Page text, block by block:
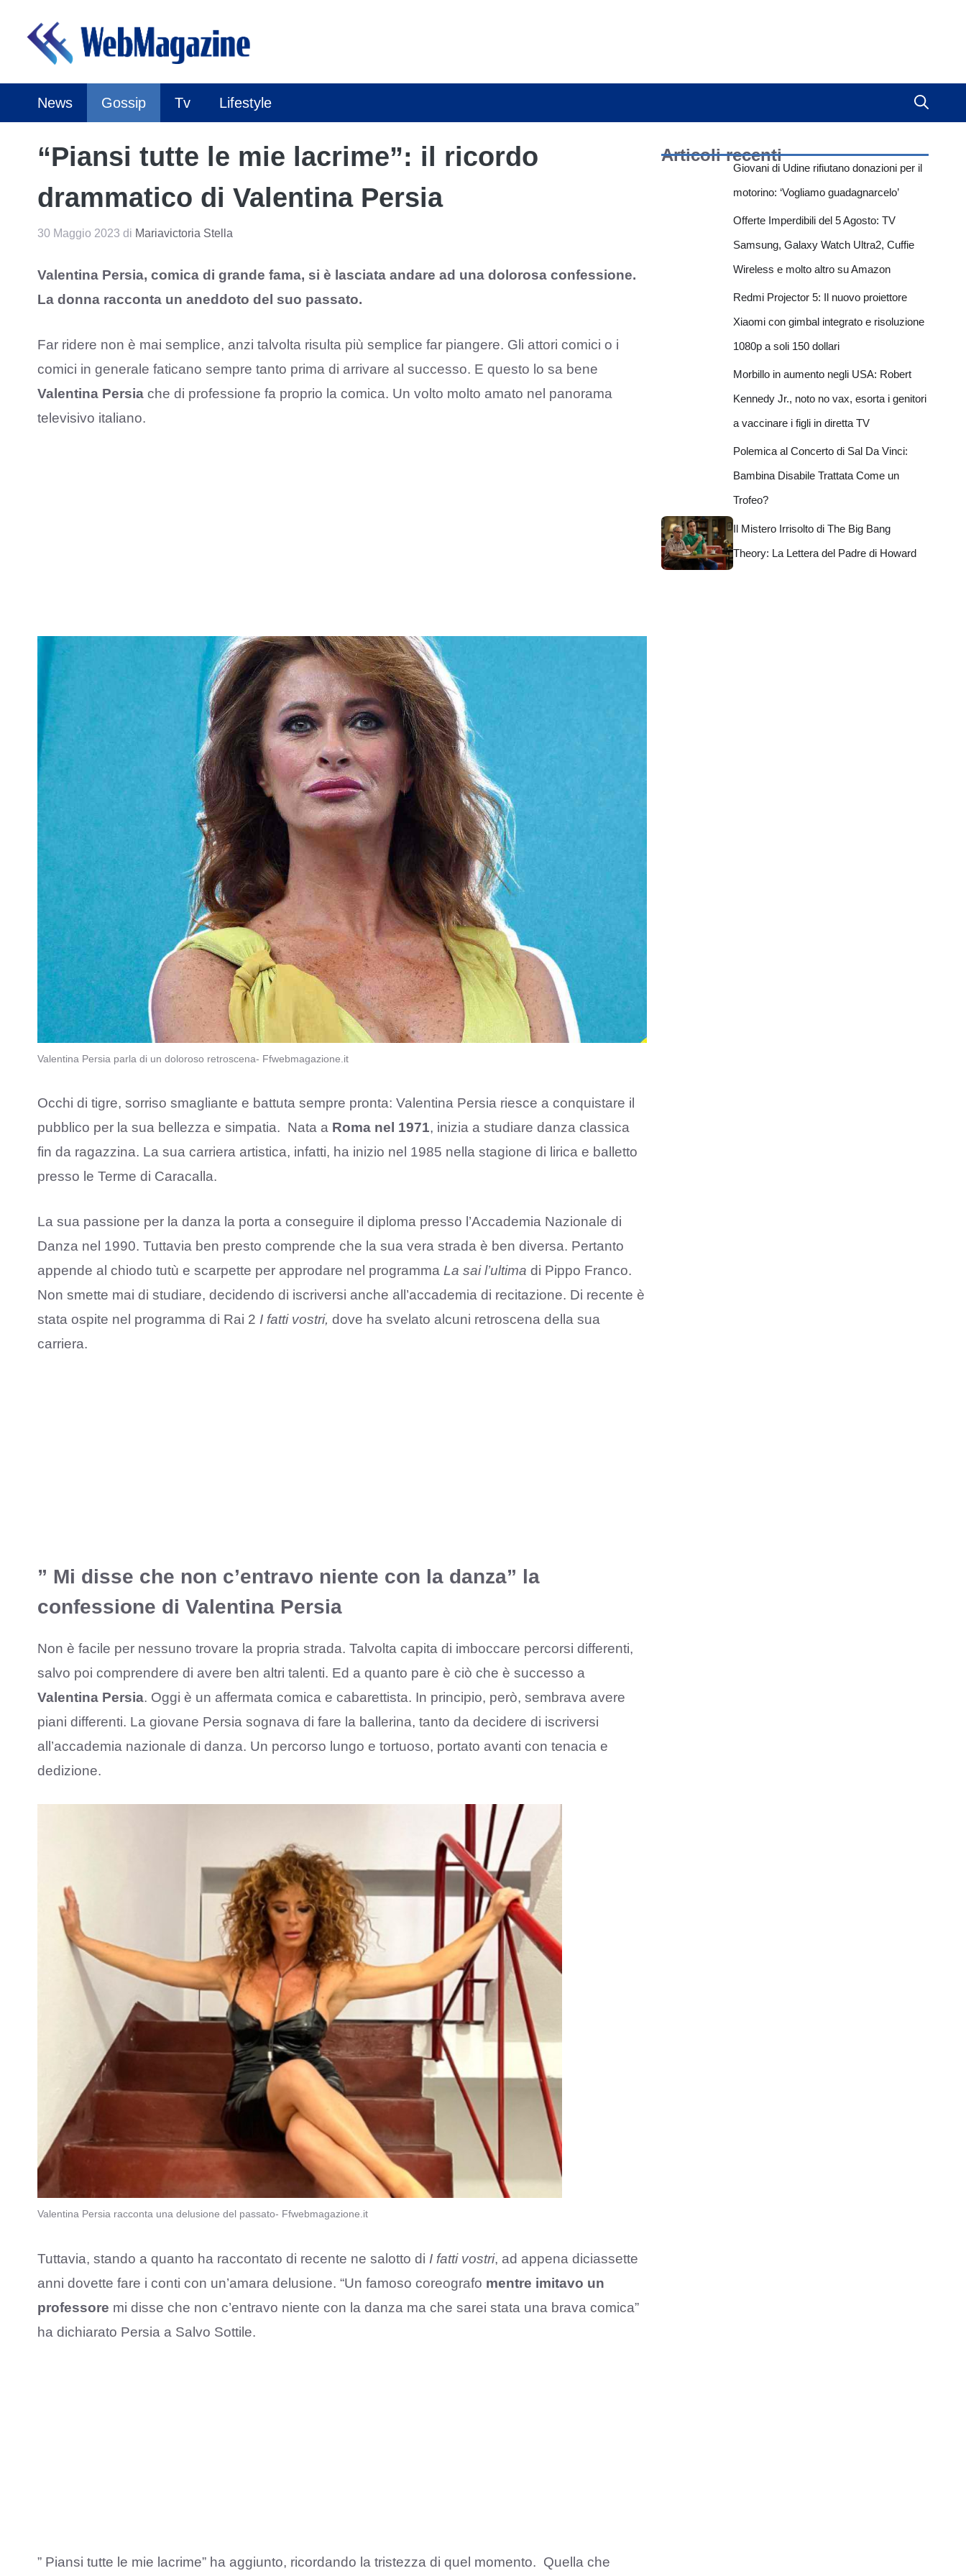
contenuto
News Gossip Tv Lifestyle
“Piansi tutte le mie lacrime”: il ricordo
drammatico di Valentina Persia
30 Maggio 2023 di Mariavictoria Stella
Valentina Persia, comica di grande fama, si è lasciata andare ad una dolorosa confessione.
La donna racconta un aneddoto del suo passato.
Far ridere non è mai semplice, anzi talvolta risulta più semplice far piangere. Gli attori comici o i
comici in generale faticano sempre tanto prima di arrivare al successo. E questo lo sa bene
Valentina Persia che di professione fa proprio la comica. Un volto molto amato nel panorama
televisivo italiano.
Valentina Persia parla di un doloroso retroscena- Ffwebmagazione.it
Occhi di tigre, sorriso smagliante e battuta sempre pronta: Valentina Persia riesce a conquistare il
pubblico per la sua bellezza e simpatia. Nata a Roma nel 1971, inizia a studiare danza classica
fin da ragazzina. La sua carriera artistica, infatti, ha inizio nel 1985 nella stagione di lirica e balletto
presso le Terme di Caracalla.
La sua passione per la danza la porta a conseguire il diploma presso l’Accademia Nazionale di
Danza nel 1990. Tuttavia ben presto comprende che la sua vera strada è ben diversa. Pertanto
appende al chiodo tutù e scarpette per approdare nel programma La sai l’ultima di Pippo Franco.
Non smette mai di studiare, decidendo di iscriversi anche all’accademia di recitazione. Di recente è
stata ospite nel programma di Rai 2 I fatti vostri, dove ha svelato alcuni retroscena della sua
carriera.
” Mi disse che non c’entravo niente con la danza” la
confessione di Valentina Persia
Non è facile per nessuno trovare la propria strada. Talvolta capita di imboccare percorsi differenti,
salvo poi comprendere di avere ben altri talenti. Ed a quanto pare è ciò che è successo a
Valentina Persia. Oggi è un affermata comica e cabarettista. In principio, però, sembrava avere
piani differenti. La giovane Persia sognava di fare la ballerina, tanto da decidere di iscriversi
all’accademia nazionale di danza. Un percorso lungo e tortuoso, portato avanti con tenacia e
dedizione.
Valentina Persia racconta una delusione del passato- Ffwebmagazione.it
Tuttavia, stando a quanto ha raccontato di recente ne salotto di I fatti vostri, ad appena diciassette
anni dovette fare i conti con un’amara delusione. “Un famoso coreografo mentre imitavo un
professore mi disse che non c’entravo niente con la danza ma che sarei stata una brava comica”
ha dichiarato Persia a Salvo Sottile.
” Piansi tutte le mie lacrime” ha aggiunto, ricordando la tristezza di quel momento. Quella che
Articoli recenti
Giovani di Udine rifiutano donazioni per il
motorino: ‘Vogliamo guadagnarcelo’
Offerte Imperdibili del 5 Agosto: TV
Samsung, Galaxy Watch Ultra2, Cuffie
Wireless e molto altro su Amazon
Redmi Projector 5: Il nuovo proiettore
Xiaomi con gimbal integrato e risoluzione
1080p a soli 150 dollari
Morbillo in aumento negli USA: Robert
Kennedy Jr., noto no vax, esorta i genitori
a vaccinare i figli in diretta TV
Polemica al Concerto di Sal Da Vinci:
Bambina Disabile Trattata Come un
Trofeo?
Il Mistero Irrisolto di The Big Bang
Theory: La Lettera del Padre di Howard